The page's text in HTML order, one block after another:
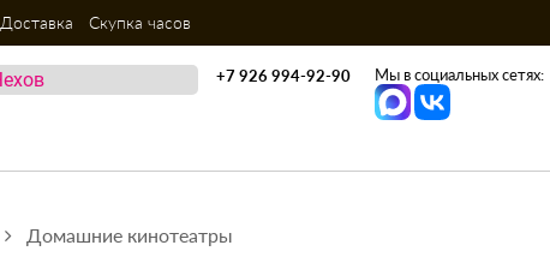
Доставка Скупка часов
+7 926 994-92-90 Мы в социальных сетях:
Домашние кинотеатры